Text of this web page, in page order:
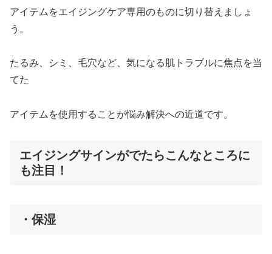
アイテムをエイジングケア専用のものに切り替えましょ
う。
たるみ、シミ、毛穴など、気になる肌トラブルに焦点を当
てた
アイテムを使用することが悩み解決への近道です。
エイジングサインがでたらこんなところに
も注目！
・保湿